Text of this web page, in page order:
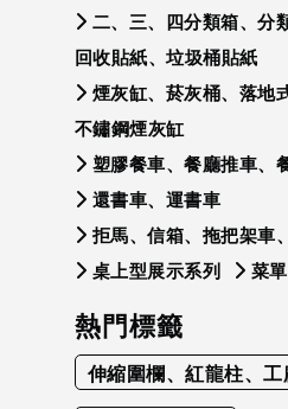
二、三、四分類箱、分
回收貼紙、垃圾桶貼紙
煙灰缸、菸灰桶、落地
不鏽鋼煙灰缸
塑膠餐車、餐廳推車、
還書車、運書車
拒馬、信箱、拖把架車
桌上型展示系列
菜
熱門標籤
伸縮圍欄、紅龍柱、